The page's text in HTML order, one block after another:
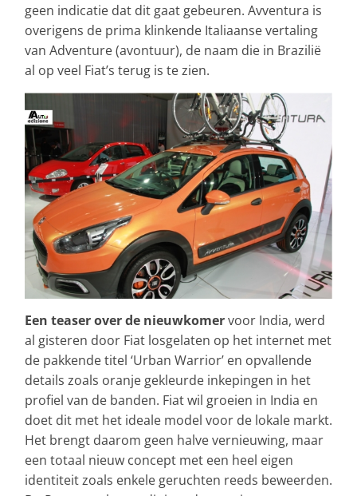
geen indicatie dat dit gaat gebeuren. Avventura is
overigens de prima klinkende Italiaanse vertaling
van Adventure (avontuur), de naam die in Brazilië
al op veel Fiat’s terug is te zien.
Een teaser over de nieuwkomervoor India, werd
al gisteren door Fiat losgelaten op het internet met
de pakkende titel ‘Urban Warrior’ en opvallende
details zoals oranje gekleurde inkepingen in het
profiel van de banden. Fiat wil groeien in India en
doet dit met het ideale model voor de lokale markt.
Het brengt daarom geen halve vernieuwing, maar
een totaal nieuw concept met een heel eigen
identiteit zoals enkele geruchten reeds beweerden.